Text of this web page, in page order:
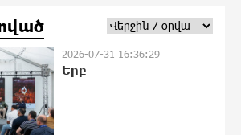
17:06:48 6-08-2026
կրոնական զգացմունքների հետ
ունենալու է հետևանքներ․
Կարապետյան
2026-07-31 16:36:29
Երբ